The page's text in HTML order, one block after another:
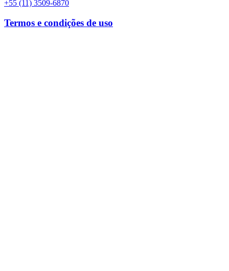
+55 (11) 3509-6870
Termos e condições de uso